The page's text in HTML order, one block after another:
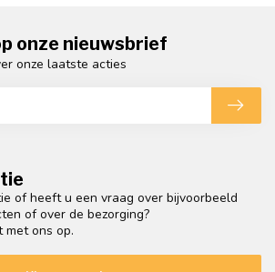
of heeft u een vraag over bijvoorbeeld
of over de bezorging?
met ons op.
onze nieuwsbrief
onze laatste acties